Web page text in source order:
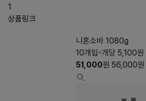
1
상품링크
니혼소바 1080g
10개입-개당 5,100원
51,000원 56,000원